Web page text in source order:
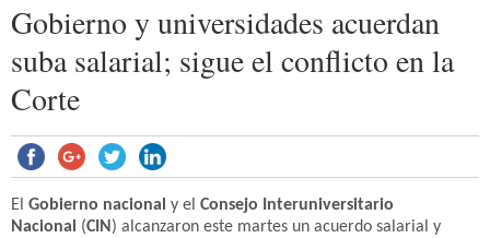
Gobierno y universidades acuerdan
suba salarial; sigue el conflicto en la
Corte
El Gobierno nacional y el Consejo Interuniversitario
Nacional
(CIN ) alcanzaron este martes un acuerdo salarial y